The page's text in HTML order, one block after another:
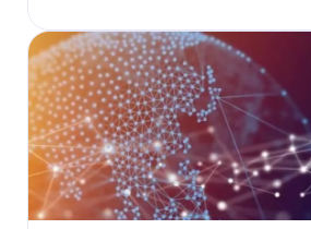
la
nouvelle
stratégie
de
la
France
pour
une
diplomatie